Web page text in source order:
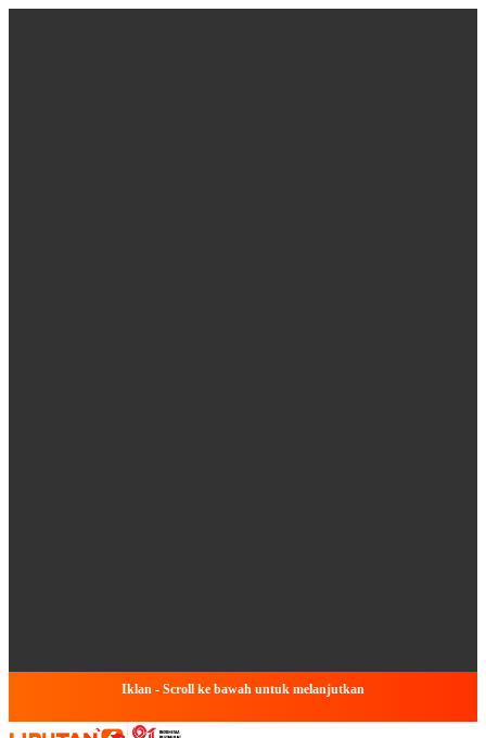
Iklan - Scroll ke bawah untuk melanjutkan